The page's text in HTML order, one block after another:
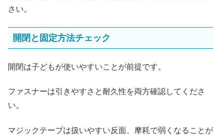
さい。
開閉と固定方法チェック
開閉は子どもが使いやすいことが前提です。
ファスナーは引きやすさと耐久性を両方確認してくださ
い。
マジックテープは扱いやすい反面、摩耗で弱くなることが